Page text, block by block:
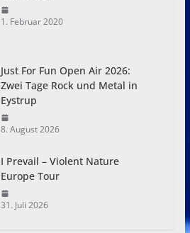
1. Februar 2020
Just For Fun Open Air 2026:
Zwei Tage Rock und Metal in
Eystrup
8. August 2026
I Prevail – Violent Nature
Europe Tour
31. Juli 2026